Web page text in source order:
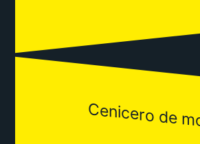
Cenicero de